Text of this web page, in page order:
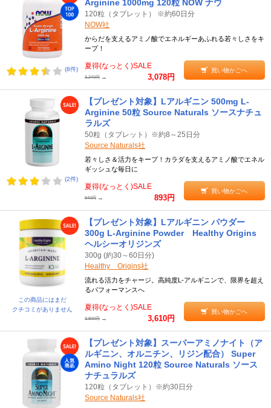
(8件)
Arginine 1000mg 120粒 NOW ナウ
120粒（タブレット） ※約60日分
NOW社
からだを支えるアミノ酸でエネルギーあふれる若々しさをキ
ープ！
夏得(なっとく)SALE
3,240円 → 3,078円
買い物かごへ
(2件)
【プレゼント対象】Lアルギニン 500mg L-
Arginine 50粒 Source Naturals ソースナチュ
ラルズ
50粒（タブレット）※約8～25日分
Source Naturals社
若々しさ＆活力をキープ！カラダを支えるアミノ酸でエネル
ギッシュな毎日に
夏得(なっとく)SALE
940円 → 893円
買い物かごへ
この商品にはまだ
クチコミがありません
【プレゼント対象】Lアルギニン パウダー
300g L-Arginine Powder Healthy Origins
ヘルシーオリジンズ
300g (約30～60日分)
Healthy Origins社
流れる活力をチャージ。高純度L-アルギニンで、限界を超え
るパフォーマンスへ
夏得(なっとく)SALE
3,800円 → 3,610円
買い物かごへ
【プレゼント対象】スーパーアミノナイト（ア
ルギニン、オルニチン、リジン配合） Super
Amino Night 120粒 Source Naturals ソース
ナチュラルズ
120粒（タブレット）※約30日分
Source Naturals社